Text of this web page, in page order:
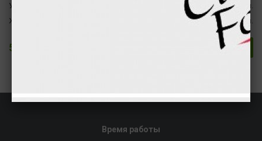
Углеводы
168 ккал.
Жиры
42 гр 382 ккал.
5.50 € В корзину
Время работы